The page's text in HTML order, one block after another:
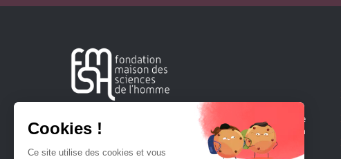
Créée en 1963, la Fondation Maison Sciences de l'Homme
soutient la recherche et la diffusion des connaissances en